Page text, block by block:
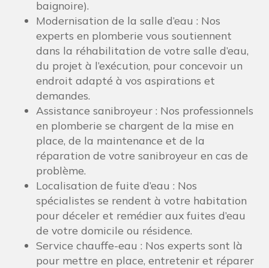
baignoire).
Modernisation de la salle d’eau : Nos
experts en plomberie vous soutiennent
dans la réhabilitation de votre salle d’eau,
du projet à l’exécution, pour concevoir un
endroit adapté à vos aspirations et
demandes.
Assistance sanibroyeur : Nos professionnels
en plomberie se chargent de la mise en
place, de la maintenance et de la
réparation de votre sanibroyeur en cas de
problème.
Localisation de fuite d’eau : Nos
spécialistes se rendent à votre habitation
pour déceler et remédier aux fuites d’eau
de votre domicile ou résidence.
Service chauffe-eau : Nos experts sont là
pour mettre en place, entretenir et réparer